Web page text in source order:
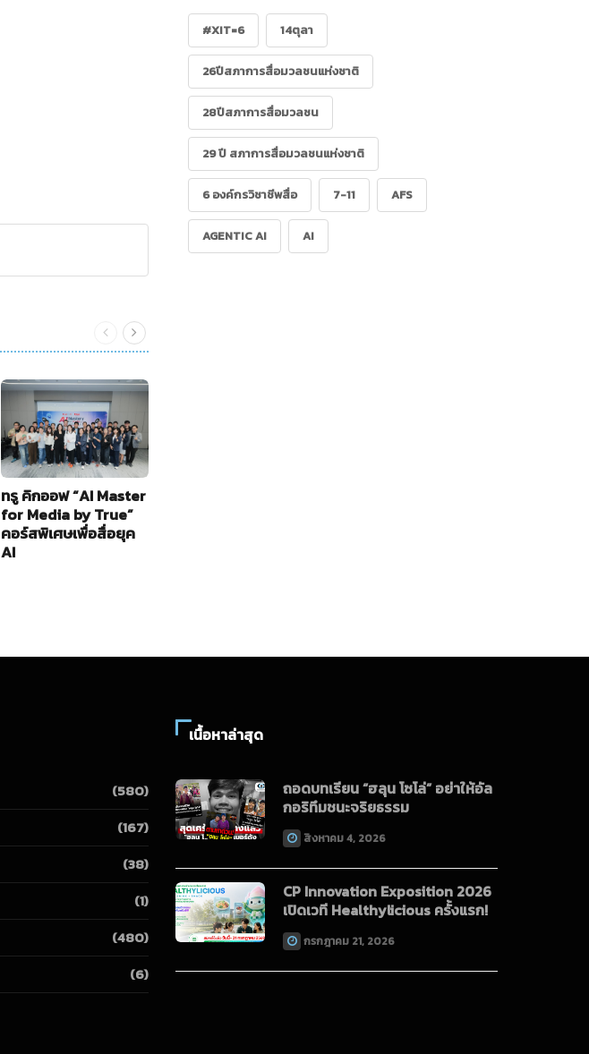
ทรู คิกออฟ “AI Master
for Media by True”
คอร์สพิเศษเพื่อสื่อยุค
AI
#XIT=6 14ตุลา
26ปีสภาการสื่อมวลชนแห่งชาติ
28ปีสภาการสื่อมวลชน
29 ปี สภาการสื่อมวลชนแห่งชาติ
6 องค์กรวิชาชีพสื่อ 7-11 AFS
AGENTIC AI AI
(580)
(167)
(38)
(1)
(480)
(6)
เนื้อหาล่าสุด
ถอดบทเรียน “ฮลุน โซโล่” อย่าให้อัล
กอริทึมชนะจริยธรรม
สิงหาคม 4, 2026
CP Innovation Exposition 2026
เปิดเวที Healthylicious ครั้งแรก!
กรกฎาคม 21, 2026